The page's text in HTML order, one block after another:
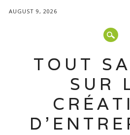
AUGUST 9, 2026
TOUT
SUR